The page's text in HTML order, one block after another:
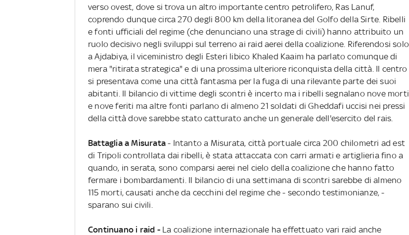
verso ovest, dove si trova un altro importante centro petrolifero, Ras Lanuf,
coprendo dunque circa 270 degli 800 km della litoranea del Golfo della Sirte. Ribelli
e fonti ufficiali del regime (che denunciano una strage di civili) hanno attribuito un
ruolo decisivo negli sviluppi sul terreno ai raid aerei della coalizione. Riferendosi solo
a Ajdabiya, il viceministro degli Esteri libico Khaled Kaaim ha parlato comunque di
mera "ritirata strategica" e di una prossima ulteriore riconquista della città. Il centro
si presentava come una città fantasma per la fuga di una rilevante parte dei suoi
abitanti. Il bilancio di vittime degli scontri è incerto ma i ribelli segnalano nove morti
e nove feriti ma altre fonti parlano di almeno 21 soldati di Gheddafi uccisi nei pressi
della città dove sarebbe stato catturato anche un generale dell'esercito del rais.
Battaglia a Misurata- Intanto a Misurata, città portuale circa 200 chilometri ad est
di Tripoli controllata dai ribelli, è stata attaccata con carri armati e artiglieria fino a
quando, in serata, sono comparsi aerei nel cielo della coalizione che hanno fatto
fermare i bombardamenti. Il bilancio di una settimana di scontri sarebbe di almeno
115 morti, causati anche da cecchini del regime che - secondo testimonianze, -
sparano sui civili.
Continuano i raid - La coalizione internazionale ha effettuato vari raid anche